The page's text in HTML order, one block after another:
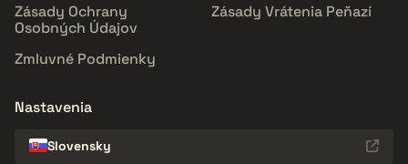
Zásady Ochrany
Osobných Údajov
Zásady Vrátenia Peňazí
Zmluvné Podmienky
Nastavenia
Slovensky